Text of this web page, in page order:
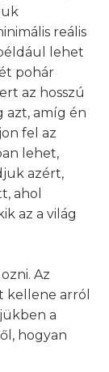
reális
lehet
pohár
az hosszú
azt, amíg én
fel az
lehet,
azért,
ahol
az a világ
Az
kellene arról
a
hogyan